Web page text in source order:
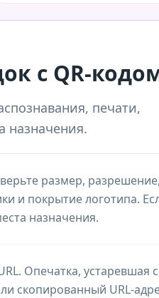
с QR-
печати,
назначения.
размер, разрешение,
и покрытие логотипа.
назначения.
Опечатка, устаревшая
скопированный URL-